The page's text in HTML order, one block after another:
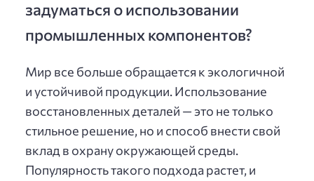
задуматься о использовании
промышленных компонентов?
Мир все больше обращается к экологичной
и устойчивой продукции. Использование
восстановленных деталей — это не только
стильное решение, но и способ внести свой
вклад в охрану окружающей среды.
Популярность такого подхода растет, и